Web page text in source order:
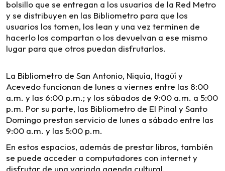
bolsillo que se entregan a los usuarios de la Red Metro
y se distribuyen en las Bibliometro para que los
usuarios los tomen, los lean y una vez terminen de
hacerlo los compartan o los devuelvan a ese mismo
lugar para que otros puedan disfrutarlos.
La Bibliometro de San Antonio, Niquía, Itagüí y
Acevedo funcionan de lunes a viernes entre las 8:00
a.m. y las 6:00 p.m.; y los sábados de 9:00 a.m. a 5:00
p.m. Por su parte, las Bibliometro de El Pinal y Santo
Domingo prestan servicio de lunes a sábado entre las
9:00 a.m. y las 5:00 p.m.
En estos espacios, además de prestar libros, también
se puede acceder a computadores con internet y
disfrutar de una variada agenda cultural.